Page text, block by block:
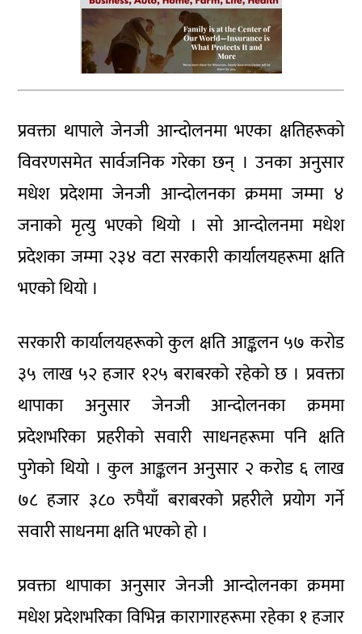
प्रवक्ता थापाले जेनजी आन्दोलनमा भएका क्षतिहरूको
विवरणसमेत सार्वजनिक गरेका छन् । उनका अनुसार
मधेश प्रदेशमा जेनजी आन्दोलनका क्रममा जम्मा ४
जनाको मृत्यु भएको थियो । सो आन्दोलनमा मधेश
प्रदेशका जम्मा २३४ वटा सरकारी कार्यालयहरूमा क्षति
भएको थियो ।
सरकारी कार्यालयहरूको कुल क्षति आङ्कलन ५७ करोड
३५ लाख ५२ हजार १२५ बराबरको रहेको छ । प्रवक्ता
थापाका अनुसार जेनजी आन्दोलनका क्रममा
प्रदेशभरिका प्रहरीको सवारी साधनहरूमा पनि क्षति
पुगेको थियो । कुल आङ्कलन अनुसार २ करोड ६ लाख
७८ हजार ३८० रुपैयाँ बराबरको प्रहरीले प्रयोग गर्ने
सवारी साधनमा क्षति भएको हो ।
प्रवक्ता थापाका अनुसार जेनजी आन्दोलनका क्रममा
मधेश प्रदेशभरिका विभिन्न कारागारहरूमा रहेका १ हजार